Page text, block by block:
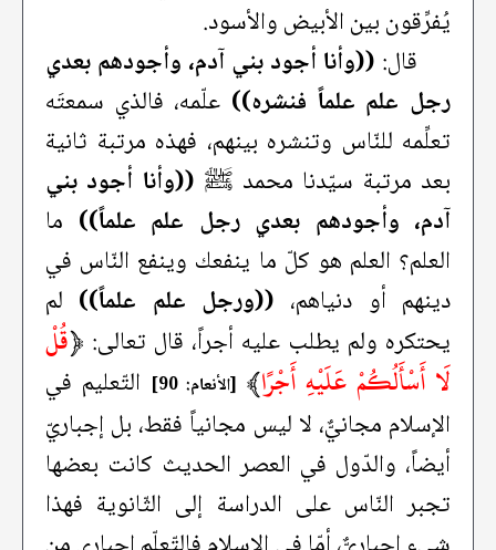
يُفرِّقون بين الأبيض والأسود.
قال: ((وأنا أجود بني آدم، وأجودهم بعدي
رجل علم علماً فنشره)) علّمه، فالذي سمعتَه
تعلِّمه للنّاس وتنشره بينهم، فهذه مرتبة ثانية
بعد مرتبة سيّدنا محمد ﷺ ((وأنا أجود بني
آدم، وأجودهم بعدي رجل علم علماً)) ما
العلم؟ العلم هو كلّ ما ينفعك وينفع النّاس في
دينهم أو دنياهم، ((ورجل علم علماً)) لم
يحتكره ولم يطلب عليه أجراً، قال تعالى: ﴿قُلْ
لَا أَسْأَلُكُمْ عَلَيْهِ أَجْرًا﴾ [الأنعام: 90]
التّعليم في
الإسلام مجانيٌّ، لا ليس مجانياً فقط، بل إجباريّ
أيضاً، والدّول في العصر الحديث كانت بعضها
تجبر النّاس على الدراسة إلى الثّانوية فهذا